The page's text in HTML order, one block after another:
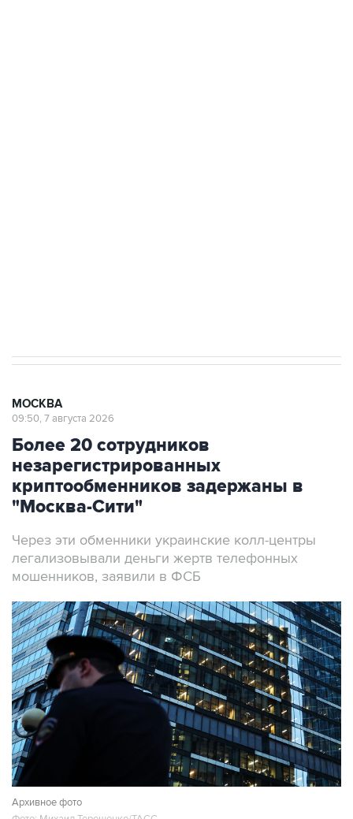
МОСКВА
09:50, 7 августа 2026
Более 20 сотрудников
незарегистрированных
криптообменников задержаны в
"Москва-Сити"
Через эти обменники украинские колл-центры
легализовывали деньги жертв телефонных
мошенников, заявили в ФСБ
Архивное фото